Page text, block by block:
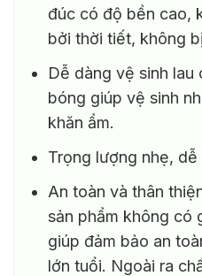
đúc có độ bền cao,
bởi thời tiết, không
Dễ dàng vệ sinh lau
bóng giúp vệ sinh
khăn ẩm.
Trọng lượng nhẹ, dễ
An toàn và thân
sản phẩm không có
giúp đảm bảo an
lớn tuổi. Ngoài ra